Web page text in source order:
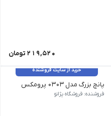
219,520 تومان
خرید از سایت فروشنده
پانچ بزرگ مدل 0303 پرومکس
فروشنده: فروشگاه پژانو